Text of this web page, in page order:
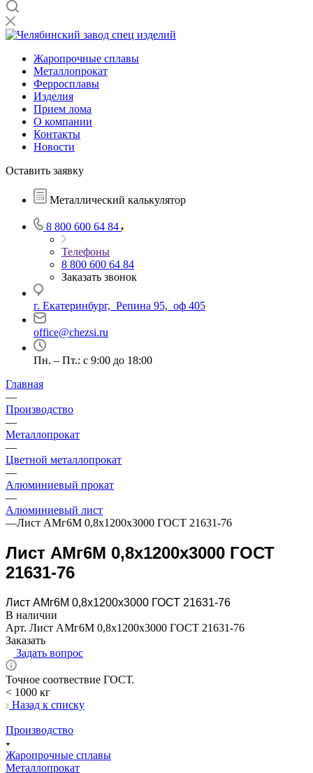
Жаропрочные сплавы
Металлопрокат
Ферросплавы
Изделия
Прием лома
О компании
Контакты
Новости
Оставить заявку
Металлический калькулятор
8 800 600 64 84
Телефоны
8 800 600 64 84
Заказать звонок
г. Екатеринбург, Репина 95, оф 405
office@chezsi.ru
Пн. – Пт.: с 9:00 до 18:00
Главная
—
Производство
—
Металлопрокат
—
Цветной металлопрокат
—
Алюминиевый прокат
—
Алюминиевый лист
—Лист АМг6М 0,8х1200х3000 ГОСТ 21631-76
Лист АМг6М 0,8х1200х3000 ГОСТ
21631-76
Лист АМг6М 0,8х1200х3000 ГОСТ 21631-76
В наличии
Арт. Лист АМг6М 0,8х1200х3000 ГОСТ 21631-76
Заказать
Задать вопрос
Точное соотвествие ГОСТ.
< 1000 кг
Назад к списку
Производство
Жаропрочные сплавы
Металлопрокат